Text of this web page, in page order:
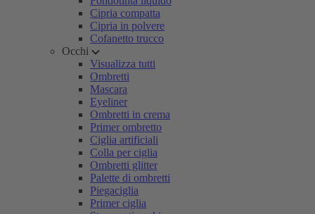
Cipria compatta
Cipria in polvere
Cofanetto trucco
Occhi
Visualizza tutti
Ombretti
Mascara
Eyeliner
Ombretti in crema
Primer ombretto
Ciglia artificiali
Colla per ciglia
Ombretti glitter
Palette di ombretti
Piegaciglia
Primer ciglia